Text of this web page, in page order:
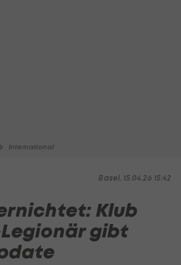
International
Basel, 15.04.26 15:42
Klub
Legionär gibt